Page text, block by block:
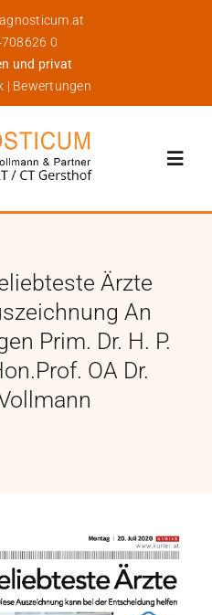
0
und privat
| Bewertungen
Ärzte
An
Prim. Dr. H. P.
OA Dr.